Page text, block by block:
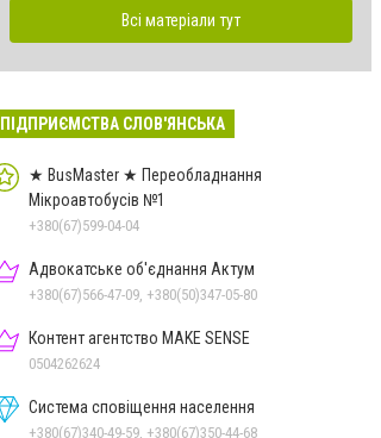
Всі матеріали тут
ПІДПРИЄМСТВА СЛОВ'ЯНСЬКА
★ BusMaster ★ Переобладнання
Мікроавтобусів №1
+380(67)599-04-04
Адвокатське об'єднання Актум
+380(67)566-47-09, +380(50)347-05-80
Контент агентство MAKE SENSE
0504262624
Система сповіщення населення
+380(67)340-49-59, +380(67)350-44-68